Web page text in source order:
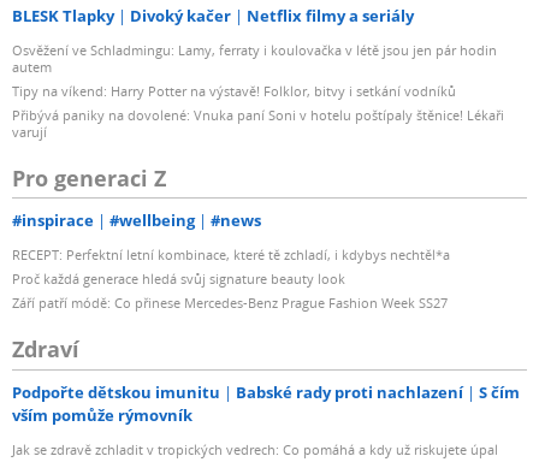
BLESK Tlapky Divoký kačer Netflix filmy a seriály
Osvěžení ve Schladmingu: Lamy, ferraty i koulovačka v létě jsou jen pár hodin
autem
Tipy na víkend: Harry Potter na výstavě! Folklor, bitvy i setkání vodníků
Přibývá paniky na dovolené: Vnuka paní Soni v hotelu poštípaly štěnice! Lékaři
varují
Pro generaci Z
#inspirace #wellbeing #news
RECEPT: Perfektní letní kombinace, které tě zchladí, i kdybys nechtěl*a
Proč každá generace hledá svůj signature beauty look
Září patří módě: Co přinese Mercedes-Benz Prague Fashion Week SS27
Zdraví
Podpořte dětskou imunitu Babské rady proti nachlazení
S čím
vším pomůže rýmovník
Jak se zdravě zchladit v tropických vedrech: Co pomáhá a kdy už riskujete úpal